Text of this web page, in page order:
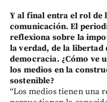
Y al final entra el rol de
comunicación. El
reflexiona sobre la
la verdad, de la libertad
democracia. ¿Cómo ve
los medios en la
sostenible?
“Los medios tienen una